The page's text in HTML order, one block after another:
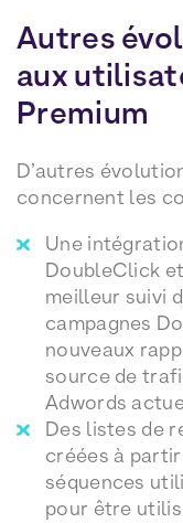
Autres
aux
Premium
D’autres
concernent les
Une
DoubleClick
meilleur suivi
campagnes
nouveaux
source de
Adwords
Des listes de
créées à
séquences
pour être